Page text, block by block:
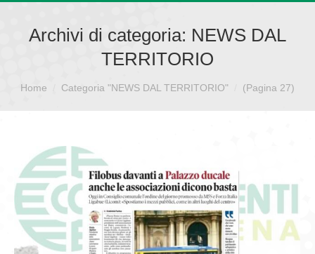
ASSOCIAZIONE
ISCRIZIONE E VANTAGGI
CATEGORIE SINDACALI
SERVIZI
GIOVEDÌ GASTRONOMICI
COMUNICATI E NEWS
Archivi di categoria: NEWS DAL
TERRITORIO
Sei qui:
Home Categoria "NEWS DAL TERRITORIO" (Pagina 27)